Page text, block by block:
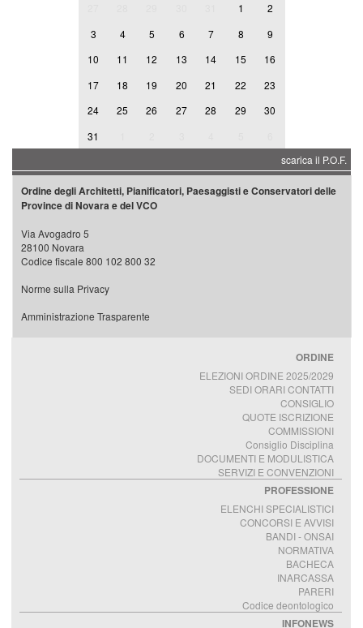
1
2
3
4 5 6 7 8
9
10
11 12 13 14 15
16
17
18 19 20 21 22
23
24
25 26 27 28 29
30
31
scarica il P.O.F.
Ordine degli Architetti, Pianificatori, Paesaggisti e Conservatori delle
Province di Novara e del VCO
Via Avogadro 5
28100 Novara
Codice fiscale 800 102 800 32
Norme sulla Privacy
Amministrazione Trasparente
ORDINE
ELEZIONI ORDINE 2025/2029
SEDI ORARI CONTATTI
CONSIGLIO
QUOTE ISCRIZIONE
COMMISSIONI
Consiglio Disciplina
DOCUMENTI E MODULISTICA
SERVIZI E CONVENZIONI
PROFESSIONE
ELENCHI SPECIALISTICI
CONCORSI E AVVISI
BANDI - ONSAI
NORMATIVA
BACHECA
INARCASSA
PARERI
Codice deontologico
INFONEWS